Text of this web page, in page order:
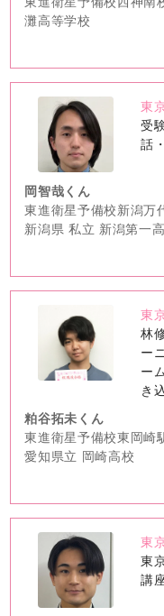
灘高等学校
no
image
東
受
話
岡智哉くん
東進衛星予備校新潟万
新潟県 私立 新潟第一
no
image
東
林
ー
ー
き
粕谷拓未くん
東進衛星予備校東岡崎
愛知県立 岡崎高校
no
image
東
東
講